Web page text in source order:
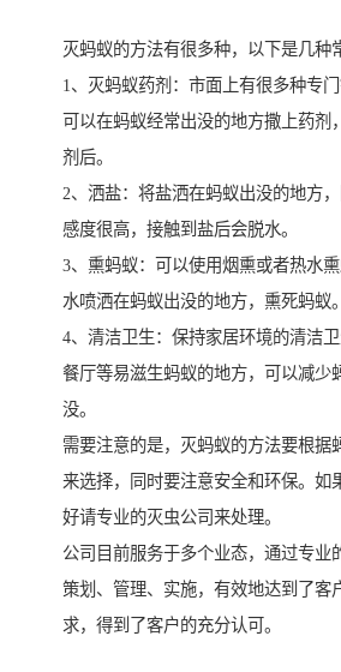
灭蚂蚁的方法有很多种，以下是几种
1、灭蚂蚁药剂：市面上有很多种专门
可以在蚂蚁经常出没的地方撒上药剂
剂后。
2、洒盐：将盐洒在蚂蚁出没的地方
感度很高，接触到盐后会脱水。
3、熏蚂蚁：可以使用烟熏或者热水
水喷洒在蚂蚁出没的地方，熏死蚂蚁。
4、清洁卫生：保持家居环境的清洁
餐厅等易滋生蚂蚁的地方，可以减少
没。
需要注意的是，灭蚂蚁的方法要根据
来选择，同时要注意安全和环保。如
好请专业的灭虫公司来处理。
公司目前服务于多个业态，通过专业
策划、管理、实施，有效地达到了客
求，得到了客户的充分认可。